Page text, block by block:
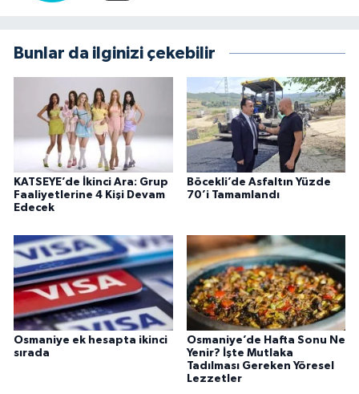
Bunlar da ilginizi çekebilir
KATSEYE’de İkinci Ara: Grup
Faaliyetlerine 4 Kişi Devam
Edecek
Böcekli’de Asfaltın Yüzde
70’i Tamamlandı
Osmaniye ek hesapta ikinci
sırada
Osmaniye’de Hafta Sonu Ne
Yenir? İşte Mutlaka
Tadılması Gereken Yöresel
Lezzetler